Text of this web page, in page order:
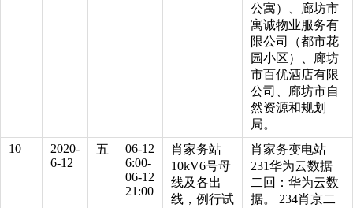
公寓）、廊坊市
寓诚物业服务有
限公司（都市花
园小区）、廊坊
市百优酒店有限
公司、廊坊市自
然资源和规划
局。
10
2020-
6-12
五
06-12
6:00-
06-12
21:00
肖家务站
10kV6号母
线及各出
线，例行试
肖家务变电站
231华为云数据
二回：华为云数
据。 234肖京二